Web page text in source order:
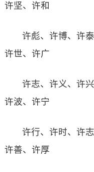
许坚、许和
许彪、许博、许
许世、许广
许志、许义、许
许波、许宁
许行、许时、许
许善、许厚